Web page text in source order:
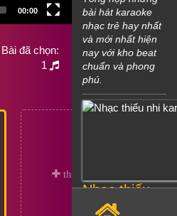
00:00
Bài đã chọn:
1
bài hát karaoke
nhạc trẻ hay nhất
và mới nhất hiện
nay với kho beat
chuẩn và phong
phú.
Nhạc thiếu
nhi karaoke